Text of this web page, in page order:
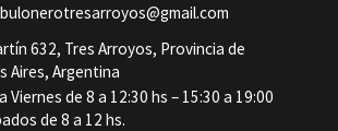
632, Tres Arroyos, Provincia de
Aires, Argentina
Viernes de 8 a 12:30 hs – 15:30 a 19:00
de 8 a 12 hs.